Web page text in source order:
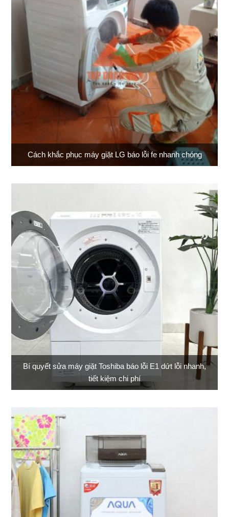
Cách khắc phục máy giặt LG báo lỗi fe nhanh chóng
Bí quyết sửa máy giặt Toshiba báo lỗi E1 dứt lỗi nhanh,
tiết kiệm chi phí